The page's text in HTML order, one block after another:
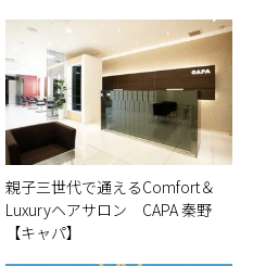
親子三世代で通えるComfort＆
Luxuryヘアサロン CAPA 秦野
【キャパ】